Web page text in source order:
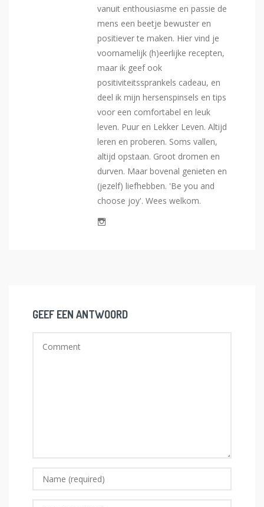
vanuit enthousiasme en passie de
mens een beetje bewuster en
positiever te maken. Hier vind je
voornamelijk (h)eerlijke recepten,
maar ik geef ook
positiviteitssprankels cadeau, en
deel ik mijn hersenspinsels en tips
voor een comfortabel en leuk
leven. Puur en Lekker Leven. Altijd
leren en proberen. Soms vallen,
altijd opstaan. Groot dromen en
durven. Maar bovenal genieten en
(jezelf) liefhebben. 'Be you and
choose joy'. Wees welkom.
GEEF EEN ANTWOORD